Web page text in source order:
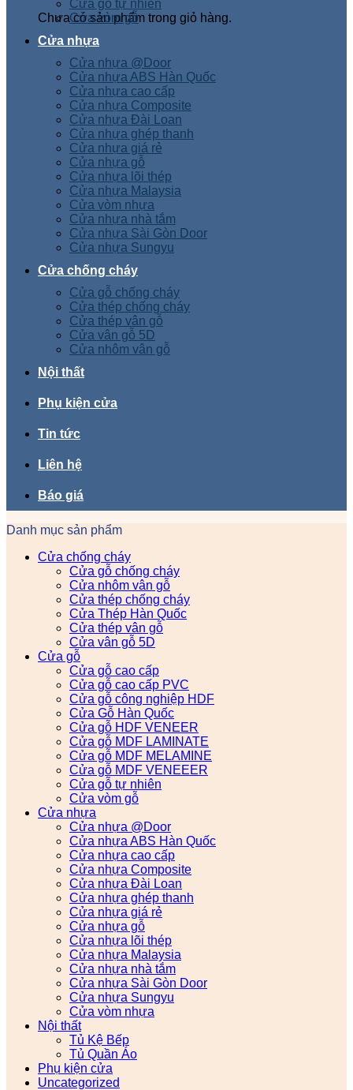
Chưa có sản phẩm trong giỏ hàng.
Cửa gỗ tự nhiên
Cửa vòm gỗ
Cửa nhựa
Cửa nhựa @Door
Cửa nhựa ABS Hàn Quốc
Cửa nhựa cao cấp
Cửa nhựa Composite
Cửa nhựa Đài Loan
Cửa nhựa ghép thanh
Cửa nhựa giá rẻ
Cửa nhựa gỗ
Cửa nhựa lõi thép
Cửa nhựa Malaysia
Cửa vòm nhựa
Cửa nhựa nhà tắm
Cửa nhựa Sài Gòn Door
Cửa nhựa Sungyu
Cửa chống cháy
Cửa gỗ chống cháy
Cửa thép chống cháy
Cửa thép vân gỗ
Cửa vân gỗ 5D
Cửa nhôm vân gỗ
Nội thất
Phụ kiện cửa
Tin tức
Liên hệ
Báo giá
Danh mục sản phẩm
Cửa chống cháy
Cửa gỗ chống cháy
Cửa nhôm vân gỗ
Cửa thép chống cháy
Cửa Thép Hàn Quốc
Cửa thép vân gỗ
Cửa vân gỗ 5D
Cửa gỗ
Cửa gỗ cao cấp
Cửa gỗ cao cấp PVC
Cửa gỗ công nghiệp HDF
Cửa Gỗ Hàn Quốc
Cửa gỗ HDF VENEER
Cửa gỗ MDF LAMINATE
Cửa gỗ MDF MELAMINE
Cửa gỗ MDF VENEEER
Cửa gỗ tự nhiên
Cửa vòm gỗ
Cửa nhựa
Cửa nhựa @Door
Cửa nhựa ABS Hàn Quốc
Cửa nhựa cao cấp
Cửa nhựa Composite
Cửa nhựa Đài Loan
Cửa nhựa ghép thanh
Cửa nhựa giá rẻ
Cửa nhựa gỗ
Cửa nhựa lõi thép
Cửa nhựa Malaysia
Cửa nhựa nhà tắm
Cửa nhựa Sài Gòn Door
Cửa nhựa Sungyu
Cửa vòm nhựa
Nội thất
Tủ Kệ Bếp
Tủ Quần Áo
Phụ kiện cửa
Uncategorized